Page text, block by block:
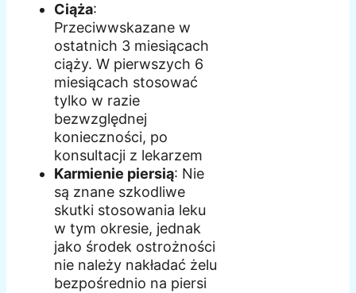
Ciąża:
Przeciwwskazane w
ostatnich 3 miesiącach
ciąży. W pierwszych 6
miesiącach stosować
tylko w razie
bezwzględnej
konieczności, po
konsultacji z lekarzem
Karmienie piersią: Nie
są znane szkodliwe
skutki stosowania leku
w tym okresie, jednak
jako środek ostrożności
nie należy nakładać żelu
bezpośrednio na piersi